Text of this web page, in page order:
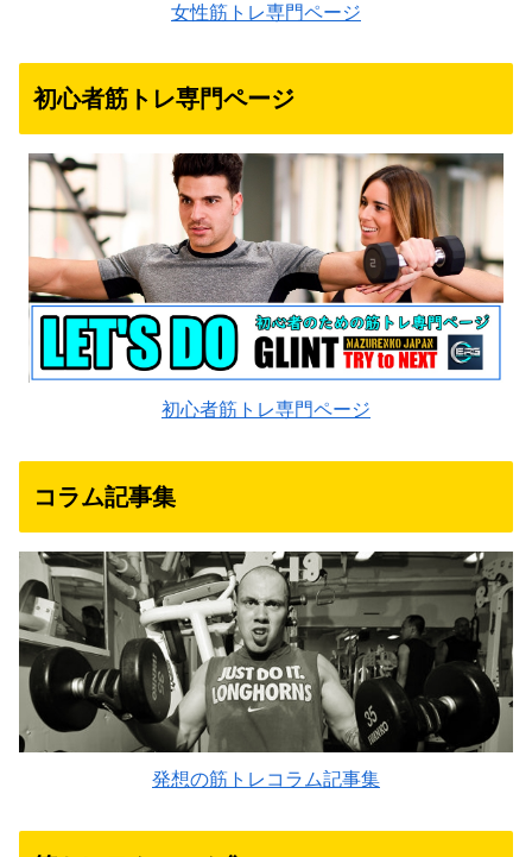
女性筋トレ専門ページ
初心者筋トレ専門ページ
初心者筋トレ専門ページ
コラム記事集
発想の筋トレコラム記事集